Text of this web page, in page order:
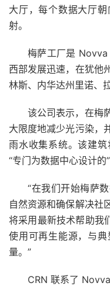
大厅，每个数据大厅
射。
梅萨工厂是 Novva
西部发展迅速，在犹他
林斯、内华达州里诺、
该公司表示，在梅
大限度地减少光污染，
雨水收集系统。该建
“专门为数据中心设计的
“在我们开始梅萨
自然资源和确保解决社
将采用最新技术帮助我
使用可再生能源，与
量。”
CRN 联系了